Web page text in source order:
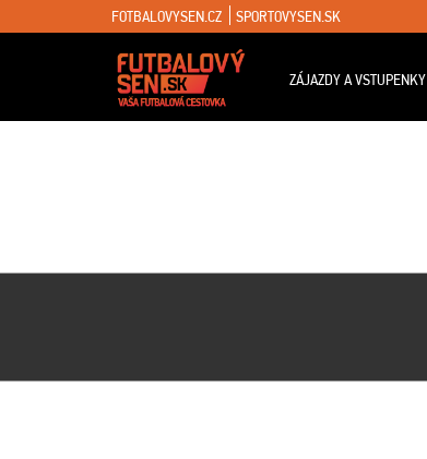
FOTBALOVYSEN.CZ SPORTOVYSEN.SK
ZÁJAZDY A VSTUPENKY